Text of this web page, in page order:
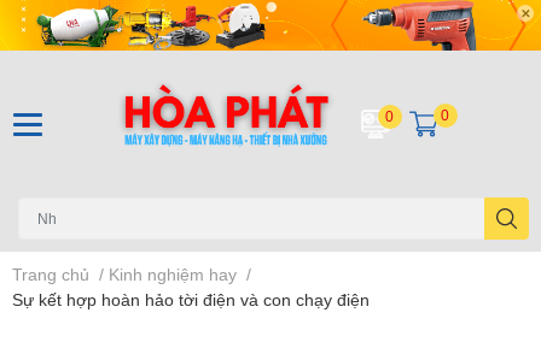
0 0
Trang chủ / Kinh nghiệm hay /
Sự kết hợp hoàn hảo tời điện và con chạy điện